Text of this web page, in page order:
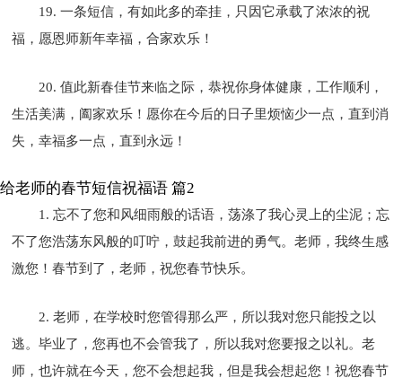
19. 一条短信，有如此多的牵挂，只因它承载了浓浓的祝
福，愿恩师新年幸福，合家欢乐！
20. 值此新春佳节来临之际，恭祝你身体健康，工作顺利，
生活美满，阖家欢乐！愿你在今后的日子里烦恼少一点，直到消
失，幸福多一点，直到永远！
给老师的春节短信祝福语 篇2
1. 忘不了您和风细雨般的话语，荡涤了我心灵上的尘泥；忘
不了您浩荡东风般的叮咛，鼓起我前进的勇气。老师，我终生感
激您！春节到了，老师，祝您春节快乐。
2. 老师，在学校时您管得那么严，所以我对您只能投之以
逃。毕业了，您再也不会管我了，所以我对您要报之以礼。老
师，也许就在今天，您不会想起我，但是我会想起您！祝您春节